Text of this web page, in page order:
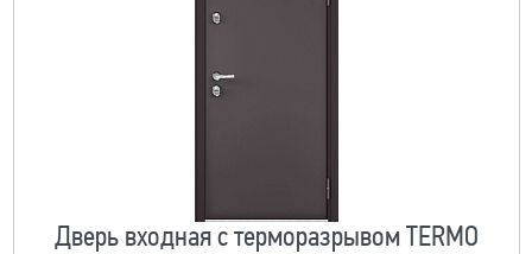
Дверь входная с терморазрывом TERMO